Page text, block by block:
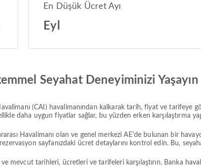
En Düşük Ücret Ayı
Eyl
Seyahat Deneyiminizi Yaşayın
(CAI) havalimanından kalkarak tarih, fiyat ve tarifeye
daha uygun fiyatlar sağlar, bu yüzden erken karşılaştırma
Havalimanı olan ve genel merkezi AE'de bulunan bir
sayfanızdaki ücret detaylarını kontrol edin. Bu,
ve mevcut tarihleri, ücretleri ve tarifeleri karşılaştırın. Banka